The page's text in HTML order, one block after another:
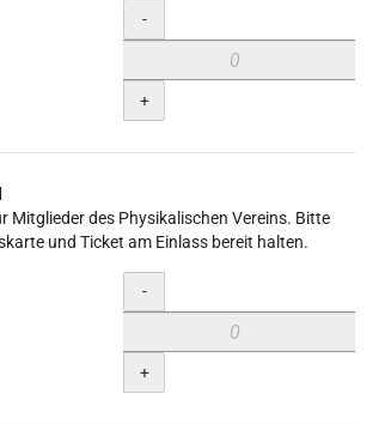
Menge
-
+
Mitglieder des Physikalischen Vereins. Bitte
und Ticket am Einlass bereit halten.
Menge
-
+